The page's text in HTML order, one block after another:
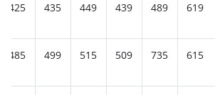
425 435 449 439 489 619
485 499 515 509 735 615